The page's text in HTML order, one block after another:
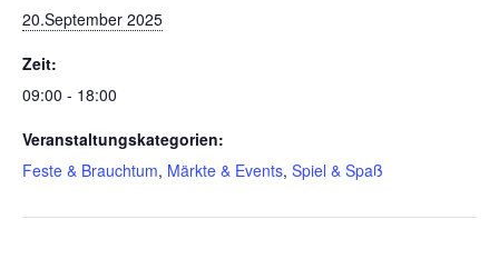
20.September 2025
Zeit:
09:00 - 18:00
Veranstaltungskategorien:
Feste & Brauchtum, Märkte & Events, Spiel & Spaß